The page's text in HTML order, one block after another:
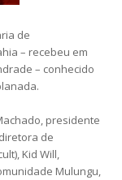
de
– recebeu em
– conhecido
presidente
de
Kid Will,
Mulungu,